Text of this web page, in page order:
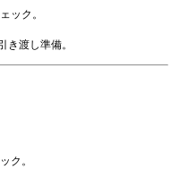
ック。
き渡し準備。
ク。